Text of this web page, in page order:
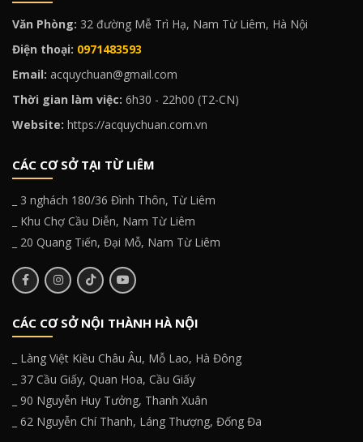
Văn Phòng: 32 đường Mễ Trì Hạ, Nam Từ Liêm, Hà Nội
Điện thoại: 0971483593
Email: acquychuan@gmail.com
Thời gian làm việc: 6h30 - 22h00 (T2-CN)
Website: https://acquychuan.com.vn
CÁC CƠ SỞ TẠI TỪ LIÊM
_ 3 nghách 180/36 Đình Thôn, Từ Liêm
_ Khu Chợ Cầu Diễn, Nam Từ Liêm
_ 20 Quang Tiến, Đại Mỗ, Nam Từ Liêm
CÁC CƠ SỞ NỘI THÀNH HÀ NỘI
_ Làng Việt Kiều Châu Âu, Mỗ Lao, Hà Đông
_ 37 Cầu Giấy, Quan Hoa, Cầu Giấy
_ 90 Nguyễn Huy Tưởng, Thanh Xuân
_ 62 Nguyễn Chí Thanh, Láng Thượng, Đống Đa